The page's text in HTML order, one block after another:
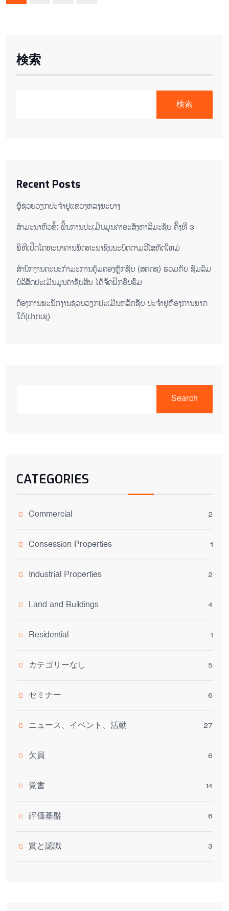
検索
検索
Recent Posts
ຜູ້ຊ່ວຍ​ວຽກປະ​ຈຳ​ຢູ​​ແຂວງຫລງ​ພະ​ບາງ
ສຳມະນາຫົວຂໍ້: ພື້ນການປະເມີນມູນຄ່າອະສັງຫາລິມະຊັບ ຄັ້ງທີ 3
ພິ​ທີ​ເປີດ​ໂຕ​ທະ​ນາ​ຄານ​ພັດ​ທະ​ນາ​ຊົນ​ນະ​ບົດ​ຕາມ​ວິ​ໄສ​ທັດ​ໃຫມ່
ສໍານັກງານຄະນະກໍາມະການຄຸ້ມຄອງຫຼັກຊັບ (ສຄຄຊ) ຮ່ວມກັບ ຊົມລົມ
ບໍລິສັດປະເມີນມູນຄ່າຊັບສິນ ໄດ້ຈັດຝຶກອົບຮົມ
ຕ​້ອງ​ການ​ພະ​ນັກ​ງານ​ຊ່ວຍ​ວຽກ​ປະ​ເມີນ​ຫລັກ​ຊັບ ປະ​ຈຳ​ຢູ​ຫ້ອງ​ການ​ພາກ​
ໃຕ້​(ປາກ​ເຊ)
Search
CATEGORIES
Commercial 2
Consession Properties 1
Industrial Properties 2
Land and Buildings 4
Residential 1
カテゴリーなし 5
セミナー 6
ニュース、イベント、活動 27
欠員 6
覚書 14
評価基盤 6
賞と認識 3